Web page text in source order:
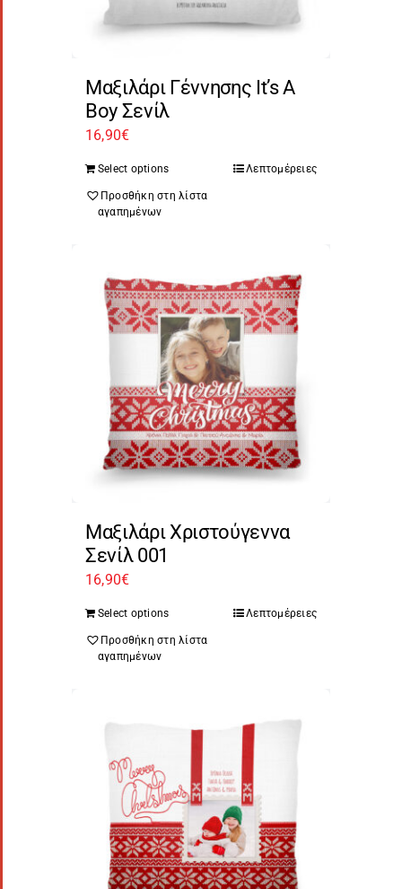
Μαξιλάρι Γέννησης It’s A
Boy Σενίλ
16,90€
Select options Λεπτομέρειες
Προσθήκη στη λίστα
αγαπημένων
Μαξιλάρι Χριστούγεννα
Σενίλ 001
16,90€
Select options Λεπτομέρειες
Προσθήκη στη λίστα
αγαπημένων